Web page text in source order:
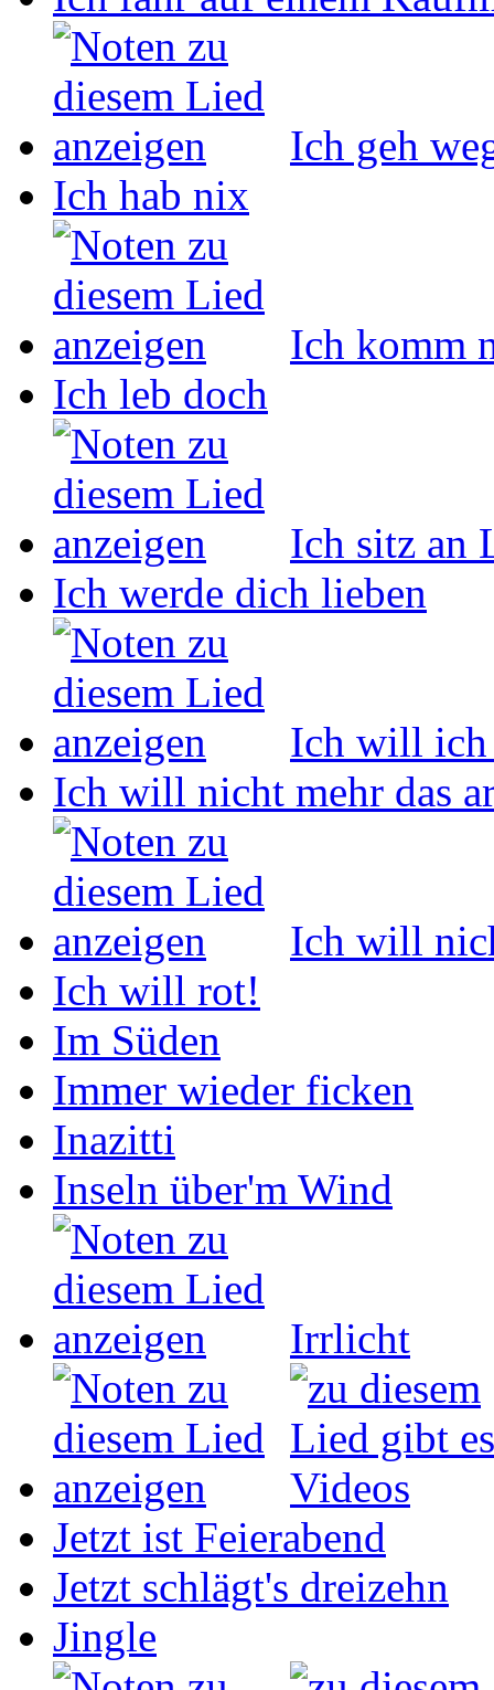
Ich geh
Ich hab nix
Ich komm
Ich leb doch
Ich sitz an
Ich werde dich lieben
Ich will ich
Ich will nicht mehr das
Ich will
Ich will rot!
Im Süden
Immer wieder ficken
Inazitti
Inseln über'm Wind
Irrlicht
Jetzt ist Feierabend
Jetzt schlägt's dreizehn
Jingle